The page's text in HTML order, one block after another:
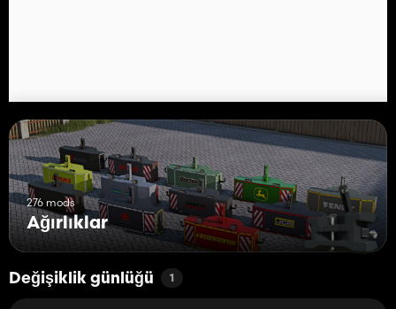
276 mods
Ağırlıklar
Değişiklik günlüğü 1